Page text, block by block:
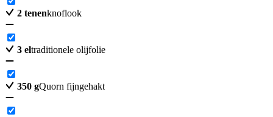
2 tenenknoflook
3 eltraditionele olijfolie
350 gQuorn fijngehakt